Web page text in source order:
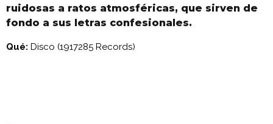
ruidosas a ratos atmosféricas, que sirven de
fondo a sus letras confesionales.
Qué: Disco (1917285 Records)